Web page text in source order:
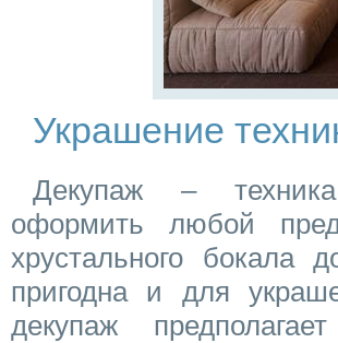
Украшение
Декупаж –
оформить любой
хрустального бокала
пригодна и для
декупаж